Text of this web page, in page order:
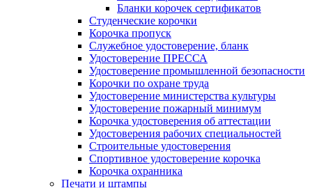
Бланки корочек сертификатов
Студенческие корочки
Корочка пропуск
Служебное удостоверение, бланк
Удостоверение ПРЕССА
Удостоверение промышленной безопасности
Корочки по охране труда
Удостоверение министерства культуры
Удостоверение пожарный минимум
Корочка удостоверения об аттестации
Удостоверения рабочих специальностей
Строительные удостоверения
Спортивное удостоверение корочка
Корочка охранника
Печати и штампы